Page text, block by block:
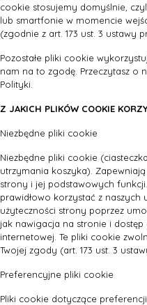
cookie stosujemy domyślnie,
lub smartfonie w momencie
(zgodnie z art. 173 ust. 3 ustawy
Pozostałe pliki cookie
nam na to zgodę. Przeczytasz o
Polityki.
Z JAKICH PLIKÓW COOKIE
Niezbędne pliki cookie
Niezbędne pliki cookie
utrzymania koszyka).
strony i jej podstawowych
prawidłowo korzystać z naszych
użyteczności strony poprzez
jak nawigacja na stronie i
internetowej. Te pliki cookie
Twojej zgody (art. 173 ust. 3
Preferencyjne pliki cookie
Pliki cookie dotyczące